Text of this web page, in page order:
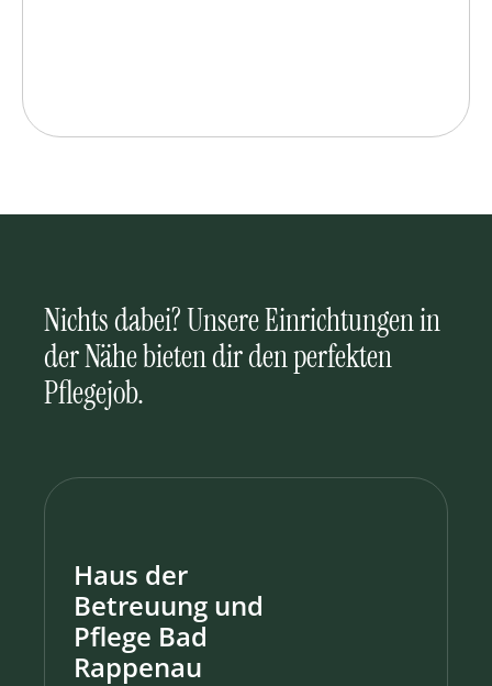
Nichts dabei? Unsere Einrichtungen in
der Nähe bieten dir den perfekten
Pflegejob.
Haus der
Betreuung und
Pflege Bad
Rappenau